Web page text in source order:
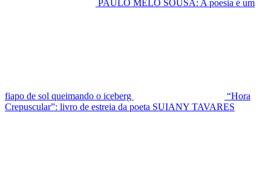
PAULO MELO SOUSA: A poesia é um
fiapo de sol queimando o iceberg
“Hora
Crepuscular”: livro de estreia da poeta SUIANY TAVARES